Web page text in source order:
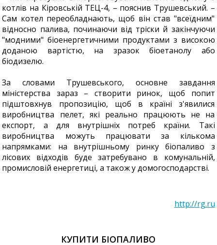
котлів на Кіровській ТЕЦ-4, – пояснив Трушевський. –
Сам котел переобладнають, щоб він став "всеїдним"
відносно палива, починаючи від тріски й закінчуючи
"модними" біоенергетичними продуктами з високою
доданою вартістю, на зразок біоетанолу або
біодизелю.
За словами Трушевського, основне завдання
міністерства зараз – створити ринок, щоб попит
підштовхнув пропозицію, щоб в країні з'явилися
виробництва пелет, які реально працюють не на
експорт, а для внутрішніх потреб країни. Такі
виробництва можуть працювати за кількома
напрямками: на внутрішньому ринку біопаливо з
лісових відходів буде затребувано в комунальній,
промисловій енергетиці, а також у домогосподарстві.
http://rg.ru
КУПИТИ БІОПАЛИВО